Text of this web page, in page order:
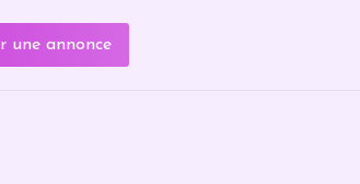
une annonce